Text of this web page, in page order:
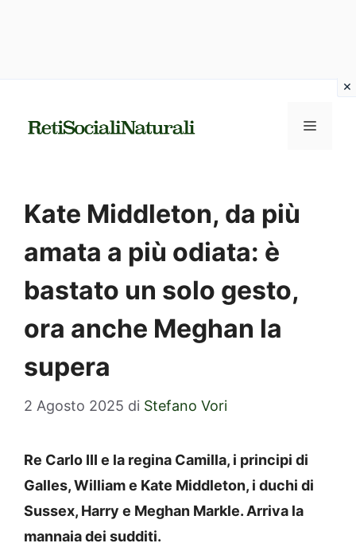
MENU
Kate Middleton, da più
amata a più odiata: è
bastato un solo gesto,
ora anche Meghan la
supera
2 Agosto 2025 di Stefano Vori
Re Carlo III e la regina Camilla, i principi di
Galles, William e Kate Middleton, i duchi di
Sussex, Harry e Meghan Markle. Arriva la
mannaia dei sudditi.